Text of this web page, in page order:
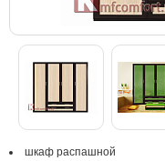
шкаф распашной